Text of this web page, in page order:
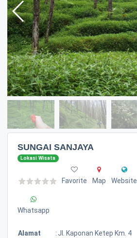
SUNGAI SANJAYA
Lokasi Wisata
Favorite Map Website
Whatsapp
Alamat : Jl. Kaponan Ketep Km. 4